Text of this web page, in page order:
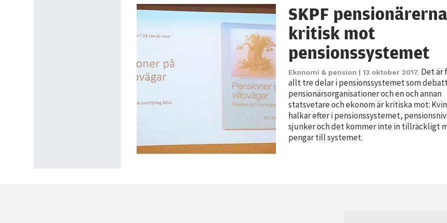
SKPF pensionärerna
kritisk mot
pensionssystemet
Ekonomi & pension | 13 oktober 2017. Det är
allt tre delar i pensionssystemet som
pensionärsorganisationer och en och annan
statsvetare och ekonom är kritiska mot:
halkar efter i pensionssystemet,
sjunker och det kommer inte in tillräckligt
pengar till systemet.
möjligt under
ditt besök.
Om du nekar
de här
kakorna
kommer viss
funktionalitet
att försvinna
från
hemsidan.